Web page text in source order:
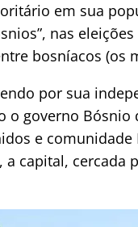
em sua
nas
bosníacos (os
por sua
o governo
e
a capital, cercada